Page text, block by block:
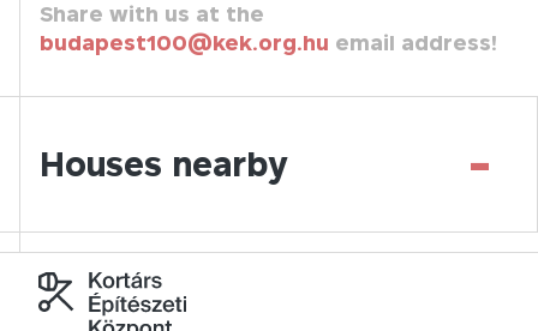
Share with us at the
budapest100@kek.org.hu email address!
Houses nearby -